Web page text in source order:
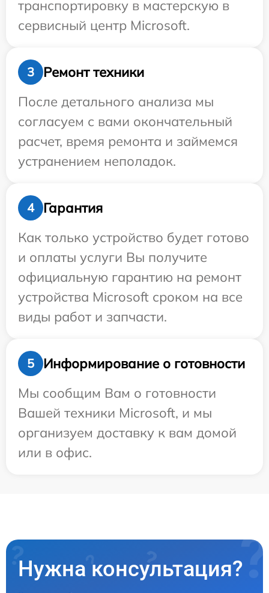
транспортировку в мастерскую в
сервисный центр Microsoft.
3
Ремонт техники
После детального анализа мы
согласуем с вами окончательный
расчет, время ремонта и займемся
устранением неполадок.
4
Гарантия
Как только устройство будет готово
и оплаты услуги Вы получите
официальную гарантию на ремонт
устройства Microsoft сроком на все
виды работ и запчасти.
5
Информирование о готовности
Мы сообщим Вам о готовности
Вашей техники Microsoft, и мы
организуем доставку к вам домой
или в офис.
Нужна консультация?